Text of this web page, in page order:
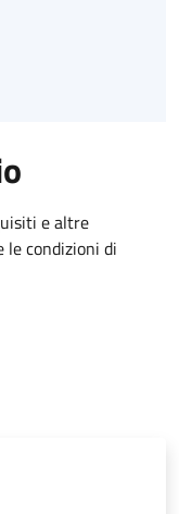
e altre
condizioni di